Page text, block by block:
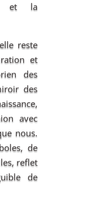
et la
reste
et
des
des
avec
nous.
de
reflet
de